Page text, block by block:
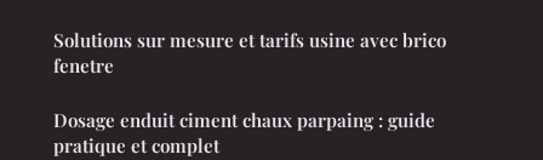
Solutions sur mesure et tarifs usine avec brico
fenetre
Dosage enduit ciment chaux parpaing : guide
pratique et complet